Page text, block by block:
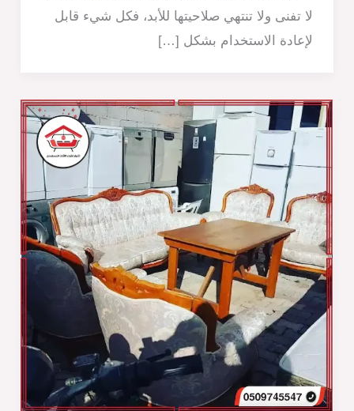
لا تفنى ولا تنتهي صلاحيتها للأبد، فكل شيء قابل
لإعادة الاستخدام بشكل […]